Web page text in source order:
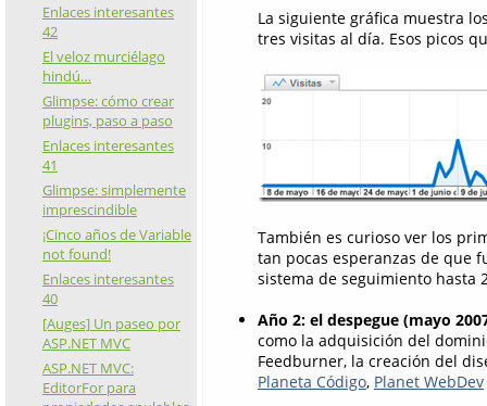
Enlaces interesantes
42
El veloz murciélago
hindú…
Glimpse: cómo crear
plugins, paso a paso
Enlaces interesantes
41
Glimpse: simplemente
imprescindible
¡Cinco años de Variable
not found!
Enlaces interesantes
40
[Auges] Un paseo por
ASP.NET MVC
ASP.NET MVC:
EditorFor para
La siguiente gráfica muestra
tres visitas al día. Esos picos
También es curioso ver los
tan pocas esperanzas de que
sistema de seguimiento hasta
Año 2: el despegue (mayo
como la adquisición del
Feedburner, la creación del
Planeta Código, Planet WebDev